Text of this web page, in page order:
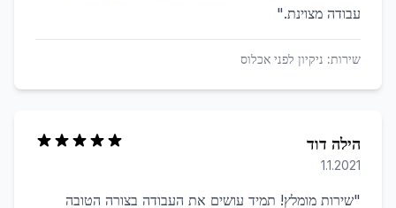
עבודה מצוינת."
שירות: ניקיון לפני אכלוס
הילה דוד
1.1.2021
"שירות מומלץ! תמיד עושים את העבודה בצורה הטובה